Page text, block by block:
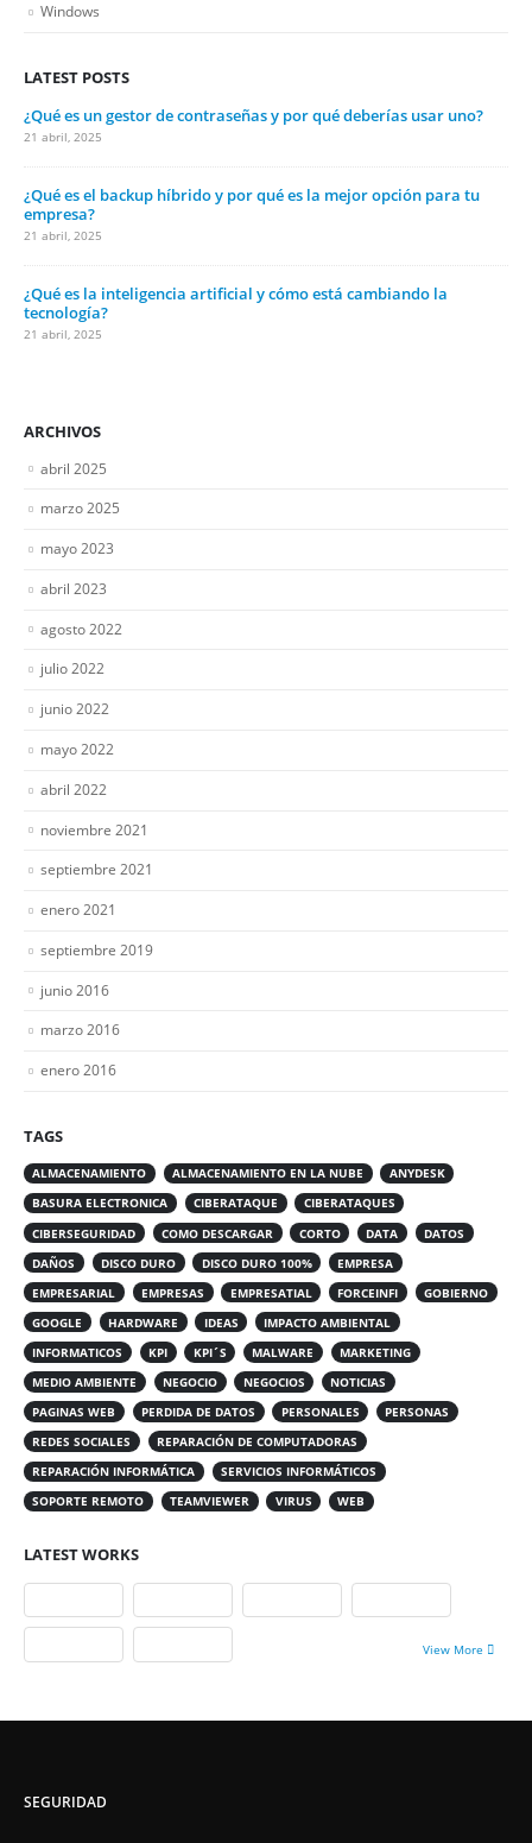
Windows
LATEST POSTS
¿Qué es un gestor de contraseñas y por qué deberías usar uno?
21 abril, 2025
¿Qué es el backup híbrido y por qué es la mejor opción para tu
empresa?
21 abril, 2025
¿Qué es la inteligencia artificial y cómo está cambiando la
tecnología?
21 abril, 2025
ARCHIVOS
abril 2025
marzo 2025
mayo 2023
abril 2023
agosto 2022
julio 2022
junio 2022
mayo 2022
abril 2022
noviembre 2021
septiembre 2021
enero 2021
septiembre 2019
junio 2016
marzo 2016
enero 2016
TAGS
ALMACENAMIENTO ALMACENAMIENTO EN LA NUBE
ANYDESK
BASURA ELECTRONICA
CIBERATAQUE
CIBERATAQUES
CIBERSEGURIDAD
COMO DESCARGAR CORTO DATA
DATOS
DAÑOS
DISCO DURO DISCO DURO 100%
EMPRESA
EMPRESARIAL
EMPRESAS EMPRESATIAL FORCEINFI
GOBIERNO
GOOGLE
HARDWARE IDEAS
IMPACTO AMBIENTAL
INFORMATICOS
KPI KPI´S MALWARE
MARKETING
MEDIO AMBIENTE
NEGOCIO NEGOCIOS
NOTICIAS
PAGINAS WEB
PERDIDA DE DATOS PERSONALES
PERSONAS
REDES SOCIALES
REPARACIÓN DE COMPUTADORAS
REPARACIÓN INFORMÁTICA
SERVICIOS INFORMÁTICOS
SOPORTE REMOTO
TEAMVIEWER VIRUS WEB
LATEST WORKS
View More
SEGURIDAD